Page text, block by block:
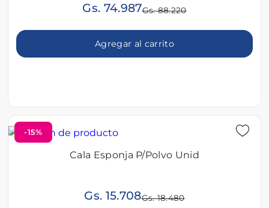
Gs. 74.987Gs. 88.220
Agregar al carrito
-15%
Cala Esponja P/Polvo Unid
Gs. 15.708Gs. 18.480